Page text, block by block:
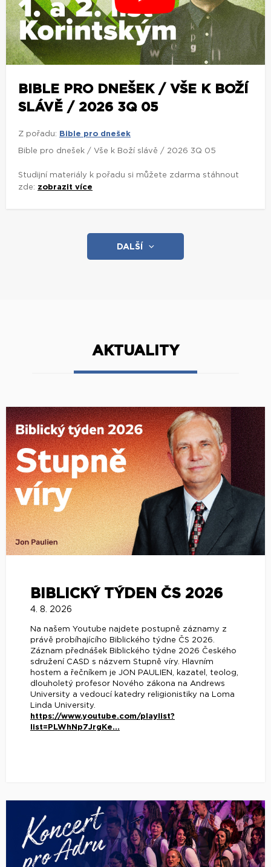
BIBLE PRO DNEŠEK / VŠE K BOŽÍ
SLÁVĚ / 2026 3Q 05
Z pořadu: Bible pro dnešek
Bible pro dnešek / Vše k Boží slávě / 2026 3Q 05
Studijní materiály k pořadu si můžete zdarma stáhnout
zde: zobrazit více
DALŠÍ
AKTUALITY
BIBLICKÝ TÝDEN ČS 2026
4. 8. 2026
Na našem Youtube najdete postupně záznamy z
právě probíhajícího Biblického týdne ČS 2026.
Záznam přednášek Biblického týdne 2026 Českého
sdružení CASD s názvem Stupně víry. Hlavním
hostem a řečníkem je JON PAULIEN, kazatel, teolog,
dlouholetý profesor Nového zákona na Andrews
University a vedoucí katedry religionistiky na Loma
Linda University.
https://www.youtube.com/playlist?
list=PLWhNp7JrgKe...